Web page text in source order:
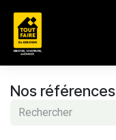
Nos références